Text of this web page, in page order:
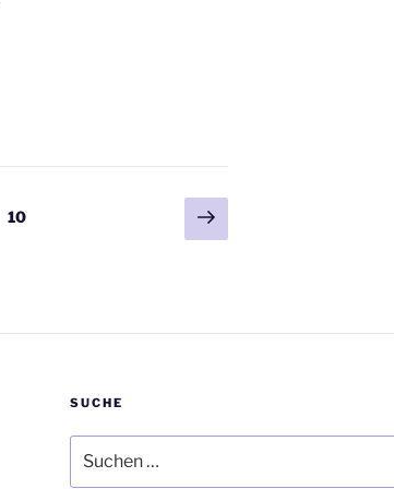
Seite
10
Nächste
Seite
SUCHE
nach: